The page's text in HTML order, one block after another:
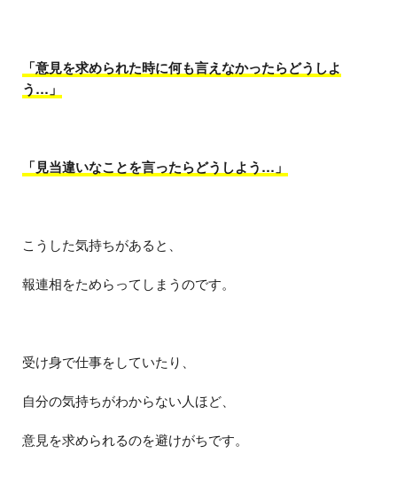
「意見を求められた時に何も言えなかったらどうしよ
う…」
「見当違いなことを言ったらどうしよう…」
こうした気持ちがあると、
報連相をためらってしまうのです。
受け身で仕事をしていたり、
自分の気持ちがわからない人ほど、
意見を求められるのを避けがちです。